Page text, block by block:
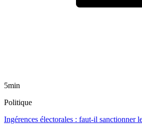
5min
Politique
Ingérences électorales : faut-il sanctionner